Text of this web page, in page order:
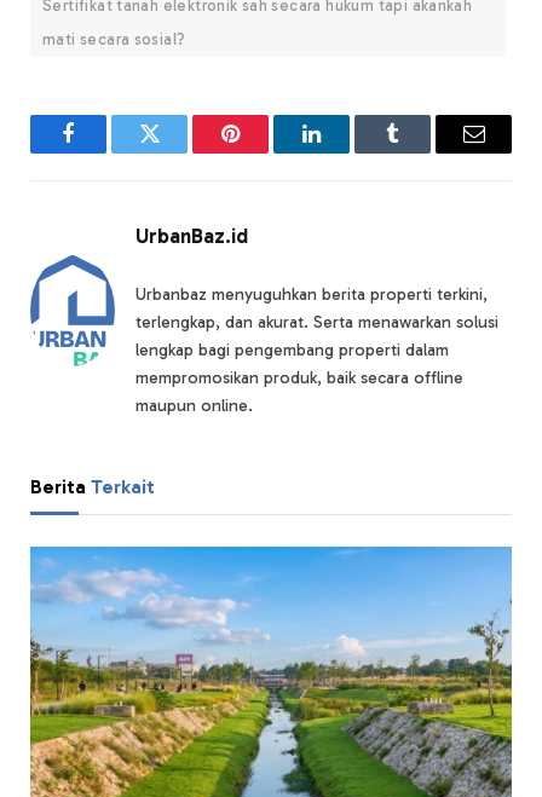
Sertifikat tanah elektronik sah secara hukum tapi akankah
mati secara sosial?
FacebookTwitter Pinterest LinkedInTumblr Email
UrbanBaz.id
Urbanbaz menyuguhkan berita properti terkini,
terlengkap, dan akurat. Serta menawarkan solusi
lengkap bagi pengembang properti dalam
mempromosikan produk, baik secara offline
maupun online.
Berita Terkait